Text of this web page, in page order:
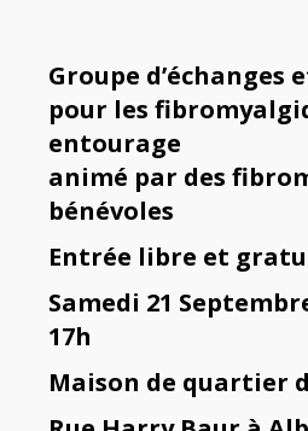
Groupe d’échanges
pour les
entourage
animé par des
bénévoles
Entrée libre et
Samedi 21
17h
Maison de quartier